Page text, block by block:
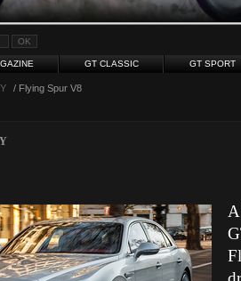
GT CLASSIC GT SPORT
/ Flying Spur V8